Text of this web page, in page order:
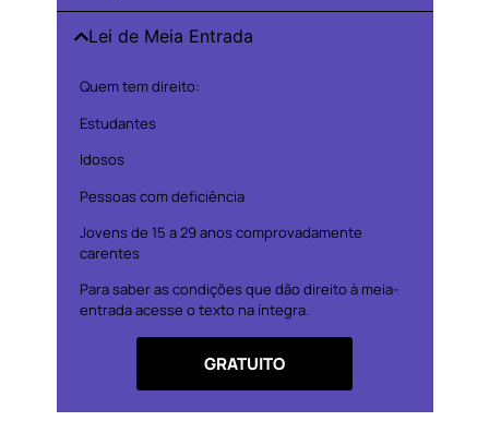
Lei de Meia Entrada
Quem tem direito:
Estudantes
Idosos
Pessoas com deficiência
Jovens de 15 a 29 anos comprovadamente
carentes
Para saber as condições que dão direito à meia-
entrada acesse o texto na íntegra.
GRATUITO